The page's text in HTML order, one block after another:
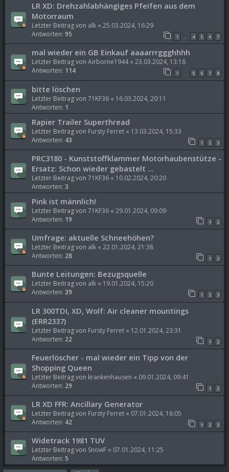
LR XD: Drehzahlabhängiges Pfeifen aus dem
Motorraum
Letzter Beitrag von alk « 25.03.2024, 16:29
Antworten: 95 1 … 4 5 6 7
mal wieder ein GB Einkauf aaaarrrggghhhh
Letzter Beitrag von Airborne1944 « 23.03.2024, 13:18
Antworten: 114 1 5 6 7 8
bitte löschen
Letzter Beitrag von 71KF36 « 16.03.2024, 20:11
Antworten: 1
Rapier Trailer Superthread
Letzter Beitrag von Fursty Ferret « 13.03.2024, 15:33
Antworten: 43 1 2 3
PRC3180 - Kunststoffklammer Motorhaubenstütze -
Ersatz: Schon wieder gebastelt ...
Letzter Beitrag von 71KF36 « 10.02.2024, 20:20
Antworten: 3
Pink ist männlich!
Letzter Beitrag von 71KF36 « 29.01.2024, 09:09
Antworten: 19 1 2
Umfrage: aktuelle Schneehöhen?
Letzter Beitrag von alk « 22.01.2024, 21:38
Antworten: 28 1 2
Bunte Leitungen: Bezugsquelle
Letzter Beitrag von alk « 19.01.2024, 15:20
Antworten: 39 1 2 3
LR 300TDI, XD, Wolf: Air cleaner mountings
(ERR2337)
Letzter Beitrag von Fursty Ferret « 12.01.2024, 23:31
Antworten: 22 1 2
Feuerlöscher - mal wieder ein Tipp von der
Shopping Queen
Letzter Beitrag von krankenhausen « 09.01.2024, 09:41
Antworten: 29 1 2
LR XD FFR: Ancillary Generator
Letzter Beitrag von Fursty Ferret « 07.01.2024, 16:05
Antworten: 42 1 2 3
Widetrack 1981 TUV
Letzter Beitrag von SnowF « 07.01.2024, 11:25
Antworten: 5